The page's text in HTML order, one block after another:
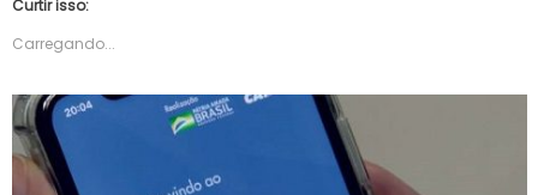
Curtir isso:
Carregando...